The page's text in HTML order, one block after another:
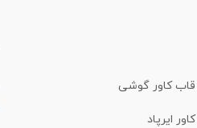
قاب کاور گوشی
کاور ایرپاد